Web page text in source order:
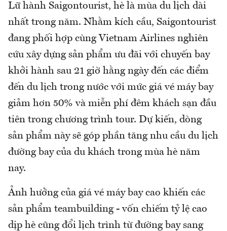
Lữ hành Saigontourist, hè là mùa du lịch dài
nhất trong năm. Nhằm kích cầu, Saigontourist
đang phối hợp cùng Vietnam Airlines nghiên
cứu xây dựng sản phẩm ưu đãi với chuyến bay
khởi hành sau 21 giờ hằng ngày đến các điểm
đến du lịch trong nước với mức giá vé máy bay
giảm hơn 50% và miễn phí đêm khách sạn đầu
tiên trong chương trình tour. Dự kiến, dòng
sản phẩm này sẽ góp phần tăng nhu cầu du lịch
đường bay của du khách trong mùa hè năm
nay.
Ảnh hưởng của giá vé máy bay cao khiến các
sản phẩm teambuilding - vốn chiếm tỷ lệ cao
dịp hè cũng đổi lịch trình từ đường bay sang